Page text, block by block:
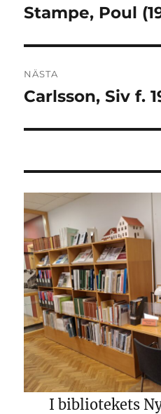
Föregående
Stampe, Poul
NÄSTA
Nästa
Carlsson, Siv f.
I bibliotekets